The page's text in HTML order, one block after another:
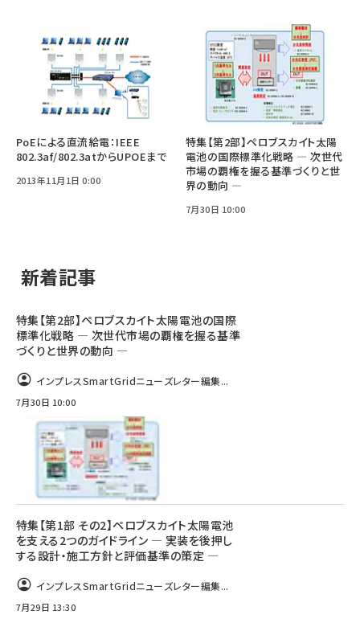
PoEによる直流給電：IEEE
802.3af/802.3atからUPOEまで
2013年11月1日 0:00
特集【第2部】ペロブスカイト太陽
電池の国際標準化戦略 ― 次世代
市場の覇権を握る基準づくりと世
界の動向 ―
7月30日 10:00
新着記事
特集【第2部】ペロブスカイト太陽電池の国際
標準化戦略 ― 次世代市場の覇権を握る基準
づくりと世界の動向 ―
インプレスSmartGridニューズレター編集...
7月30日 10:00
特集【第1部 その2】ペロブスカイト太陽電池
を支える2つのガイドライン ― 実装を後押し
する設計・施工方針と評価基準の策定 ―
インプレスSmartGridニューズレター編集...
7月29日 13:30